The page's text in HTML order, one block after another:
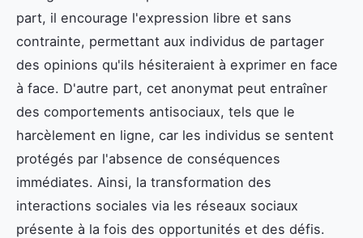
part, il encourage l'expression libre et sans
contrainte, permettant aux individus de partager
des opinions qu'ils hésiteraient à exprimer en face
à face. D'autre part, cet anonymat peut entraîner
des comportements antisociaux, tels que le
harcèlement en ligne, car les individus se sentent
protégés par l'absence de conséquences
immédiates. Ainsi, la transformation des
interactions sociales via les réseaux sociaux
présente à la fois des opportunités et des défis.